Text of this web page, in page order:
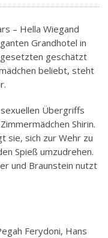
– Hella Wiegand
Grandhotel in
geschätzt
beliebt, steht
Übergriffs
Shirin.
sie, sich zur Wehr zu
Spieß umzudrehen.
und Braunstein nutzt
Ferydoni, Hans